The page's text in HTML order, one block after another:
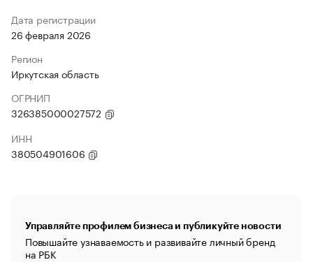
Дата регистрации
26 февраля 2026
Регион
Иркутская область
ОГРНИП
326385000027572
ИНН
380504901606
Управляйте профилем бизнеса и публикуйте новости
Повышайте узнаваемость и развивайте личный бренд
на РБК